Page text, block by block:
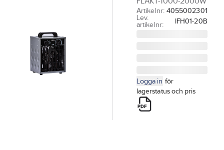
Artikelnr: 4055002301
Lev.
artikelnr:
IFH01-20B
Logga in för
lagerstatus och pris